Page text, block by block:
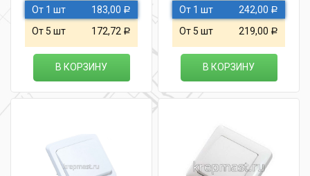
От 1 шт 183,00 Р
От 5 шт 172,72 Р
В КОРЗИНУ
От 1 шт 242,00 Р
От 5 шт 219,00 Р
В КОРЗИНУ